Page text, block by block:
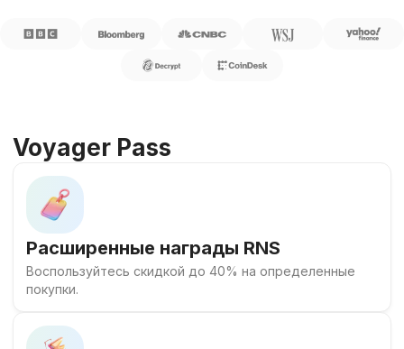
Voyager Pass
Расширенные награды RNS
Воспользуйтесь скидкой до 40% на определенные
покупки.